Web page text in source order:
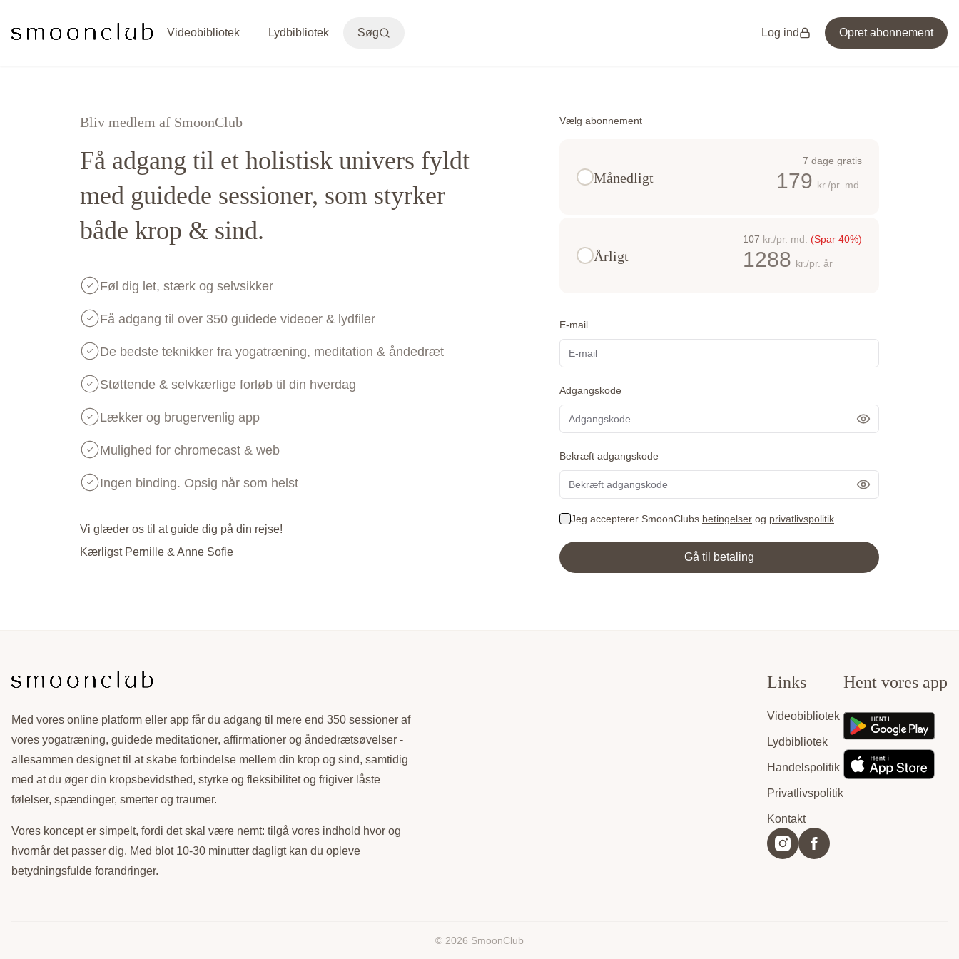
Videobibliotek Lydbibliotek Søg Log ind Opret abonnement
Bliv medlem af SmoonClub
Få adgang til et holistisk univers fyldt
med guidede sessioner, som styrker
både krop & sind.
Føl dig let, stærk og selvsikker
Få adgang til over 350 guidede videoer & lydfiler
De bedste teknikker fra yogatræning, meditation & åndedræt
Støttende & selvkærlige forløb til din hverdag
Lækker og brugervenlig app
Mulighed for chromecast & web
Ingen binding. Opsig når som helst
Vi glæder os til at guide dig på din rejse!
Kærligst Pernille & Anne Sofie
Vælg abonnement
Månedligt
7 dage gratis
179 kr./pr. md.
Årligt
107 kr./pr. md. (Spar 40%)
1288 kr./pr. år
E-mail
Adgangskode
Vis adgangskode
Bekræft adgangskode
Vis adgangskode
Jeg accepterer SmoonClubs betingelser og privatlivspolitik
Gå til betaling
Med vores online platform eller app får du adgang til mere end 350 sessioner af
vores yogatræning, guidede meditationer, affirmationer og åndedrætsøvelser -
allesammen designet til at skabe forbindelse mellem din krop og sind, samtidig
med at du øger din kropsbevidsthed, styrke og fleksibilitet og frigiver låste
følelser, spændinger, smerter og traumer.
Vores koncept er simpelt, fordi det skal være nemt: tilgå vores indhold hvor og
hvornår det passer dig. Med blot 10-30 minutter dagligt kan du opleve
betydningsfulde forandringer.
Links
Videobibliotek
Lydbibliotek
Handelspolitik
Privatlivspolitik
Kontakt
Hent vores app
InstagramFacebook
© 2026 SmoonClub